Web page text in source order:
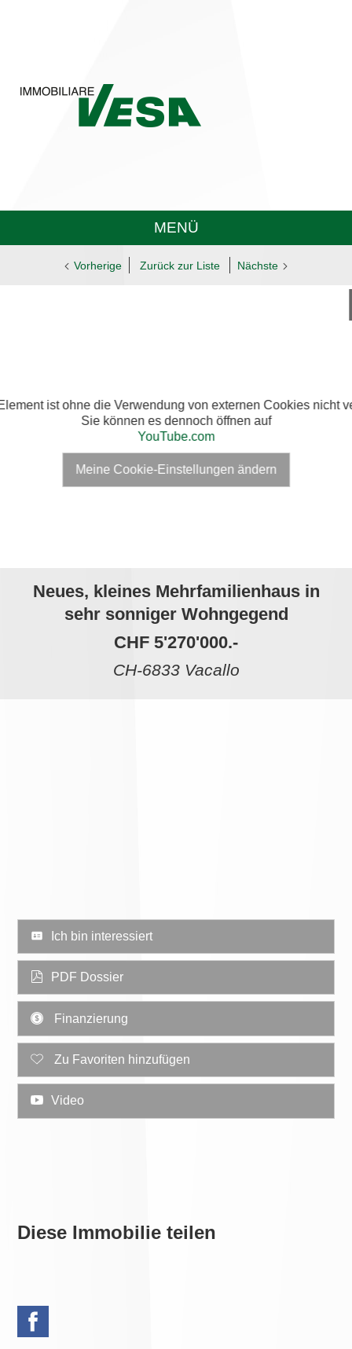
MENÜ
Vorherige Zurück zur Liste Nächste
ist ohne die Verwendung von externen Cookies nicht
Sie können es dennoch öffnen auf
YouTube.com
Meine Cookie-Einstellungen ändern
Neues, kleines Mehrfamilienhaus in
sehr sonniger Wohngegend
CHF 5'270'000.-
CH-6833 Vacallo
Ich bin interessiert
PDF Dossier
Finanzierung
Zu Favoriten hinzufügen
Video
Diese Immobilie teilen